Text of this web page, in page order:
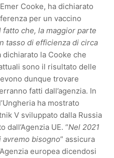
Cooke, ha dichiarato
per un vaccino
fatto che, la maggior parte
tasso di efficienza di circa
dichiarato la Cooke che
sono il risultato delle
dunque trovare
fatti dall’agenzia. In
ha mostrato
V sviluppato dalla Russia
dall’Agenzia UE. “Nel 2021
avremo bisogno” assicura
europea dicendosi